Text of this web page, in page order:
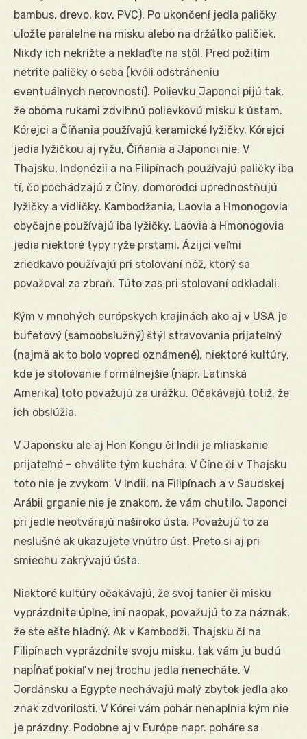
bambus, drevo, kov, PVC). Po ukončení jedla paličky
uložte paralelne na misku alebo na držátko paličiek.
Nikdy ich nekrížte a neklaďte na stôl. Pred požitím
netrite paličky o seba (kvôli odstráneniu
eventuálnych nerovností). Polievku Japonci pijú tak,
že oboma rukami zdvihnú polievkovú misku k ústam.
Kórejci a Číňania používajú keramické lyžičky. Kórejci
jedia lyžičkou aj ryžu, Číňania a Japonci nie. V
Thajsku, Indonézii a na Filipínach používajú paličky iba
tí, čo pochádzajú z Číny, domorodci uprednostňujú
lyžičky a vidličky. Kambodžania, Laovia a Hmonogovia
obyčajne používajú iba lyžičky. Laovia a Hmonogovia
jedia niektoré typy ryže prstami. Ázijci veľmi
zriedkavo používajú pri stolovaní nôž, ktorý sa
považoval za zbraň. Túto zas pri stolovaní odkladali.
Kým v mnohých európskych krajinách ako aj v USA je
bufetový (samoobslužný) štýl stravovania prijateľný
(najmä ak to bolo vopred oznámené), niektoré kultúry,
kde je stolovanie formálnejšie (napr. Latinská
Amerika) toto považujú za urážku. Očakávajú totiž, že
ich obslúžia.
V Japonsku ale aj Hon Kongu či Indii je mliaskanie
prijateľné – chválite tým kuchára. V Číne či v Thajsku
toto nie je zvykom. V Indii, na Filipínach a v Saudskej
Arábii grganie nie je znakom, že vám chutilo. Japonci
pri jedle neotvárajú naširoko ústa. Považujú to za
neslušné ak ukazujete vnútro úst. Preto si aj pri
smiechu zakrývajú ústa.
Niektoré kultúry očakávajú, že svoj tanier či misku
vyprázdnite úplne, iní naopak, považujú to za náznak,
že ste ešte hladný. Ak v Kambodži, Thajsku či na
Filipínach vyprázdnite svoju misku, tak vám ju budú
napĺňať pokiaľ v nej trochu jedla nenecháte. V
Jordánsku a Egypte nechávajú malý zbytok jedla ako
znak zdvorilosti. V Kórei vám pohár nenaplnia kým nie
je prázdny. Podobne aj v Európe napr. poháre sa